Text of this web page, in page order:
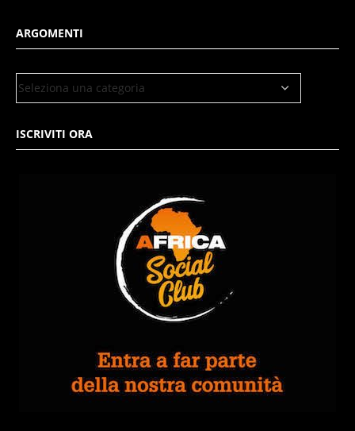
ARGOMENTI
ISCRIVITI ORA